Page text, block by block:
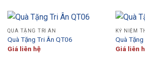
QUÀ TẶNG TRI ÂN
Quà Tặng Tri Ân QT06
Giá liên hệ
KỶ NIỆM
Quà
Giá liên